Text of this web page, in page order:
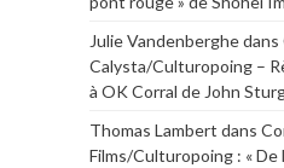
Julie Vandenberghedans
Calysta/Culturopoing –
à OK Corral de John
Thomas Lambert dans
Films/Culturopoing : « De